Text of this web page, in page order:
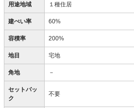
用途地域 １種住居
建ぺい率 60%
容積率 200%
地目 宅地
角地 －
セットバッ
ク
不要